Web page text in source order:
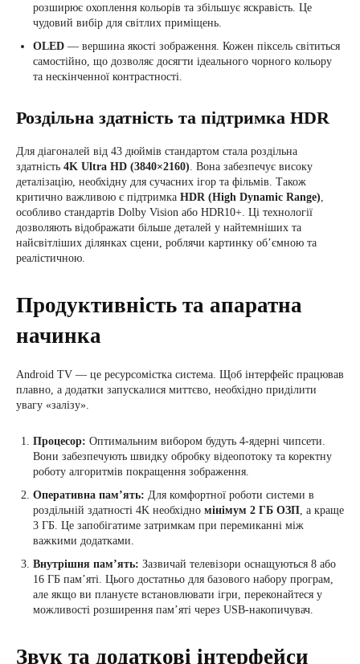
розширює охоплення кольорів та збільшує яскравість. Це
чудовий вибір для світлих приміщень.
OLED — вершина якості зображення. Кожен піксель світиться
самостійно, що дозволяє досягти ідеального чорного кольору
та нескінченної контрастності.
Роздільна здатність та підтримка HDR
Для діагоналей від 43 дюймів стандартом стала роздільна
здатність 4K Ultra HD (3840×2160). Вона забезпечує високу
деталізацію, необхідну для сучасних ігор та фільмів. Також
критично важливою є підтримка HDR (High Dynamic Range),
особливо стандартів Dolby Vision або HDR10+. Ці технології
дозволяють відображати більше деталей у найтемніших та
найсвітліших ділянках сцени, роблячи картинку об’ємною та
реалістичною.
Продуктивність та апаратна
начинка
Android TV — це ресурсомістка система. Щоб інтерфейс працював
плавно, а додатки запускалися миттєво, необхідно приділити
увагу «залізу».
Процесор: Оптимальним вибором будуть 4-ядерні чипсети.
Вони забезпечують швидку обробку відеопотоку та коректну
роботу алгоритмів покращення зображення.
Оперативна пам’ять: Для комфортної роботи системи в
роздільній здатності 4K необхідно мінімум 2 ГБ ОЗП, а краще
3 ГБ. Це запобігатиме затримкам при перемиканні між
важкими додатками.
Внутрішня пам’ять: Зазвичай телевізори оснащуються 8 або
16 ГБ пам’яті. Цього достатньо для базового набору програм,
але якщо ви плануєте встановлювати ігри, переконайтеся у
можливості розширення пам’яті через USB-накопичувач.
Звук та додаткові інтерфейси